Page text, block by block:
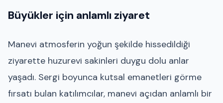
Büyükler için anlamlı ziyaret
Manevi atmosferin yoğun şekilde hissedildiği
ziyarette huzurevi sakinleri duygu dolu anlar
yaşadı. Sergi boyunca kutsal emanetleri görme
fırsatı bulan katılımcılar, manevi açıdan anlamlı bir